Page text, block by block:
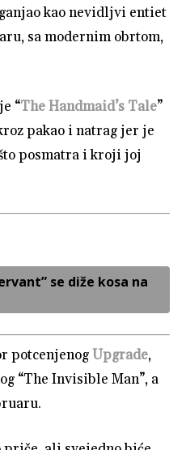
kao nevidljvi entiet
sa modernim obrtom,
“The Handmaid’s Tale”
pakao i natrag jer je
posmatra i kroji joj
se diže kosa na
potcenjenogUpgrade,
“The Invisible Man”, a